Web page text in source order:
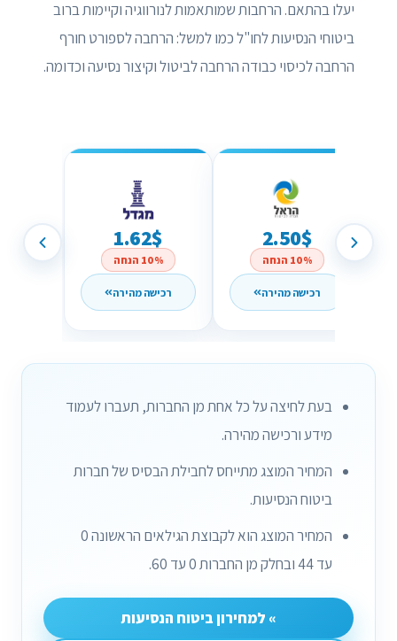
יעלו בהתאם. הרחבות שמותאמות לנורווגיה וקיימות ברוב
ביטוחי הנסיעות לחו"ל כמו למשל: הרחבה לספורט חורף
הרחבה לכיסוי כבודה הרחבה לביטול וקיצור נסיעה וכדומה.
1.62$
10% הנחה
רכישה מהירה
2.50$
10% הנחה
רכישה מהירה
בעת לחיצה על כל אחת מן החברות, תעברו לעמוד
מידע ורכישה מהירה.
המחיר המוצג מתייחס לחבילת הבסיס של חברות
ביטוח הנסיעות.
המחיר המוצג הוא לקבוצת הגילאים הראשונה 0
עד 44 ובחלק מן החברות 0 עד 60.
» למחירון ביטוח הנסיעות